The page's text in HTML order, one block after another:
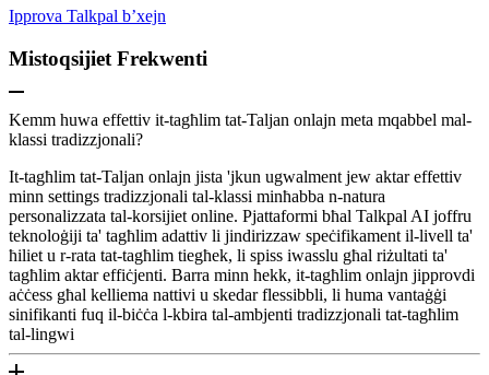
Ipprova Talkpal b’xejn
Mistoqsijiet Frekwenti
Kemm huwa effettiv it-tagħlim tat-Taljan onlajn meta mqabbel mal-
klassi tradizzjonali?
It-tagħlim tat-Taljan onlajn jista 'jkun ugwalment jew aktar effettiv
minn settings tradizzjonali tal-klassi minħabba n-natura
personalizzata tal-korsijiet online. Pjattaformi bħal Talkpal AI joffru
teknoloġiji ta' tagħlim adattiv li jindirizzaw speċifikament il-livell ta'
ħiliet u r-rata tat-tagħlim tiegħek, li spiss iwasslu għal riżultati ta'
tagħlim aktar effiċjenti. Barra minn hekk, it-tagħlim onlajn jipprovdi
aċċess għal kelliema nattivi u skedar flessibbli, li huma vantaġġi
sinifikanti fuq il-biċċa l-kbira tal-ambjenti tradizzjonali tat-tagħlim
tal-lingwi